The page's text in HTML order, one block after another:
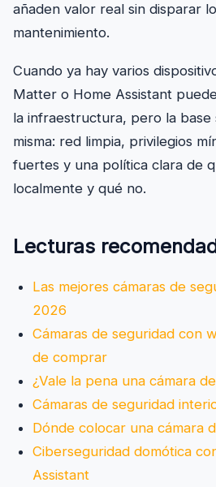
añaden valor real sin disparar
mantenimiento.
Cuando ya hay varios
Matter o Home Assistant
la infraestructura, pero la base
misma: red limpia, privilegios
fuertes y una política clara de
localmente y qué no.
Lecturas
Las mejores cámaras de
2026
Cámaras de seguridad con
de comprar
¿Vale la pena una cámara
Cámaras de seguridad
Dónde colocar una cámara
Ciberseguridad domótica
Assistant